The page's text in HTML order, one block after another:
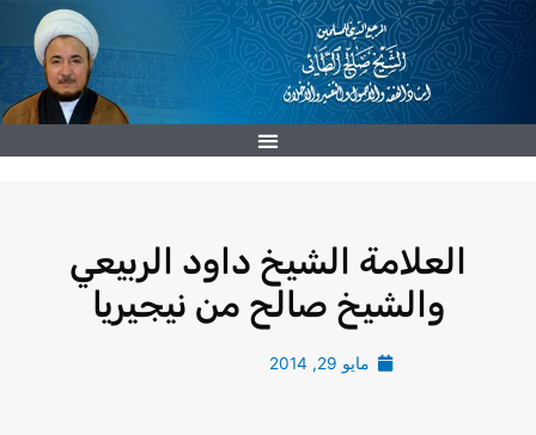
تخطي
العلامة الشيخ داود الربيعي
والشيخ صالح من نيجيريا
مايو 29, 2014